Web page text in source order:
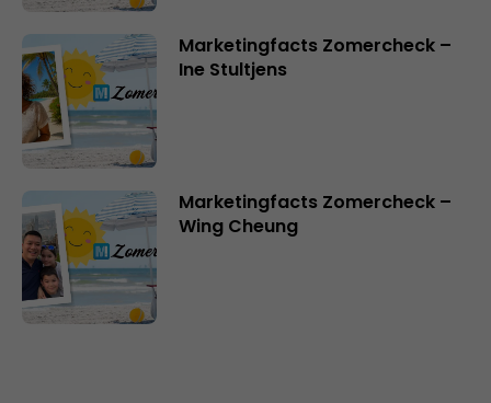
Marketingfacts Zomercheck –
Ine Stultjens
Marketingfacts Zomercheck –
Wing Cheung